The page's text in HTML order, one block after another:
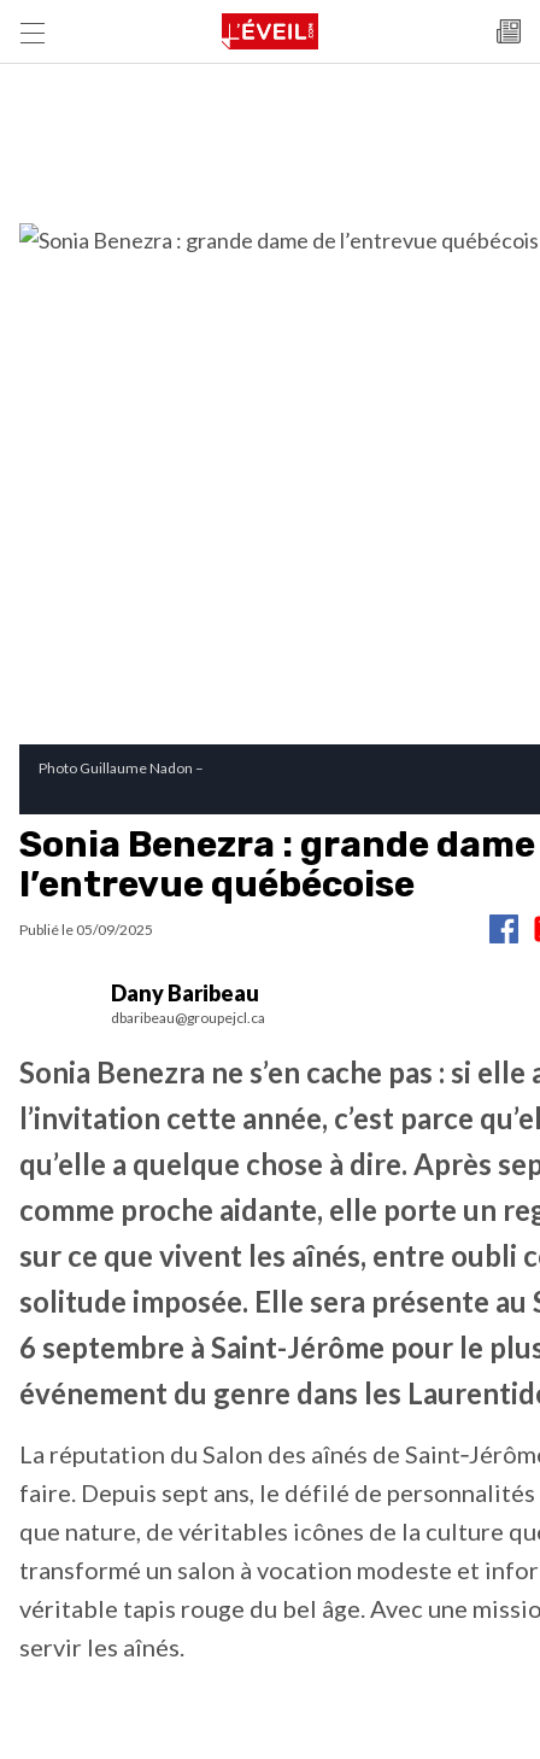
Photo Guillaume Nadon –
Sonia Benezra : grande
l’entrevue québécoise
Publié le 05/09/2025
Dany Baribeau
dbaribeau@groupejcl.ca
Sonia Benezra ne s’en cache pas : si elle
l’invitation cette année, c’est parce
qu’elle a quelque chose à dire. Après
comme proche aidante, elle porte un
sur ce que vivent les aînés, entre oubli
solitude imposée. Elle sera présente au
6 septembre à Saint-Jérôme pour le
événement du genre dans les
La réputation du Salon des aînés de
faire. Depuis sept ans, le défilé de
que nature, de véritables icônes de la culture
transformé un salon à vocation modeste et
véritable tapis rouge du bel âge. Avec une
servir les aînés.